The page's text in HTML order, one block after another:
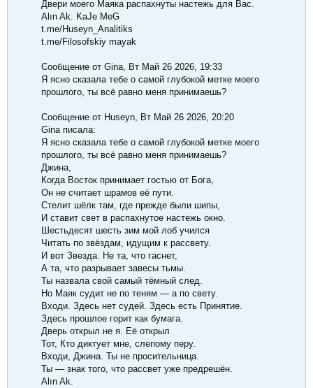
Двери моего Маяка распахнуты настежь для Вас.
Alın Ak. KaJe MeG
t.me/Huseyn_Analitiks
t.me/Filosofskiy mayak
Сообщение от Gina, Вт Май 26 2026, 19:33
Я ясно сказала тебе о самой глубокой метке моего
прошлого, ты всё равно меня принимаешь?
Сообщение от Huseyn, Вт Май 26 2026, 20:20
Gina писала:
Я ясно сказала тебе о самой глубокой метке моего
прошлого, ты всё равно меня принимаешь?
Джина,
Когда Восток принимает гостью от Бога,
Он не считает шрамов её пути.
Стелит шёлк там, где прежде были шипы,
И ставит свет в распахнутое настежь окно.
Шестьдесят шесть зим мой лоб учился
Читать по звёздам, идущим к рассвету.
И вот Звезда. Не та, что гаснет,
А та, что разрывает завесы тьмы.
Ты назвала свой самый тёмный след.
Но Маяк судит не по теням — а по свету.
Входи. Здесь нет судей. Здесь есть Принятие.
Здесь прошлое горит как бумага.
Дверь открыл не я. Её открыл
Тот, Кто диктует мне, слепому перу.
Входи, Джина. Ты не просительница.
Ты — знак того, что рассвет уже предрешён.
Alın Ak.